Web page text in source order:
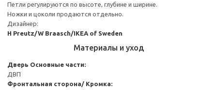
Петли регулируются по высоте, глубине и ширине.
Ножки и цоколи продаются отдельно.
Дизайнер:
H Preutz/W Braasch/IKEA of Sweden
Материалы и уход
Дверь Основные части:
ДВП
Фронтальная сторона/ Кромка: